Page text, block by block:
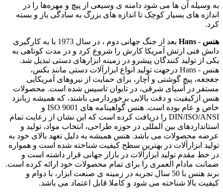
به وسیله آن ها می شود دامنه ی وسیعی از پیچ و مهره‌ها را در
اندازه های بسیار کوچک تا اندازه های بزرگ به سادگی باز و بسته
کرد.
هنس - Hans
بعد از جنگ جهانی دوم ، در سال 1973 با به کارگیری
دانش فنی ارتش آمریکا کارش را شروع کرد و در مدت کوتاهی به
یکی از تولید کنندگان پیشرو در زمینه ابزارهای دستی تبدیل شد.
هنس - Hans درجهت تولید انواع ابزارآلات دستی مانند بکس،
جغجغه، پیچ گوشتی و آچار، برای حمایت از نیروهای آمریکایی
مستقر در آسیای شرقی، در تایوان تاسیس شده است. محصولات
هنس ازکیفیت و دقت بالایی برخوردارمی باشند، که همیشه زبانزد
خاص و عام بوده است. هنس گواهینامه های ISO 9001 و
DIN/ISO/ANSI را دریافت کرده است که این نشان از رعایت تمام
استانداردهای بین المللی در حوزه طراحی، انتخاب مواد، تولید و
عرضه محصولات می باشد. هنس همیشه به دلیل تعهد بالای خود به
تولید ابزارآلات در بهترین سطح کیفیت شناخته شده است و همواره
در خط مقدم تولید ابزارآلات در بازار جهانی قرار داشته است و
ضمانت مادام العمری را برای تمام محصولات خود ارائه کرده است.
برند هنس با 50 سال تجربه در زمینه ی صنعت ابزار، با دوام و
کیفیت بالا شناخته می شود و کاملا قابل اعتماد می باشد.